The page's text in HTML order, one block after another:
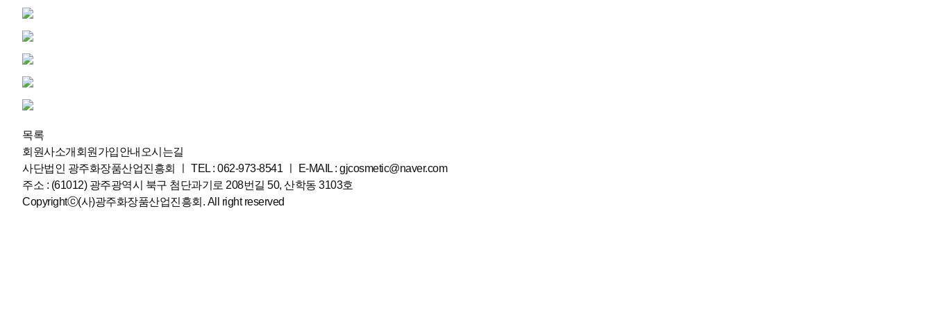
목록
회원사소개 회원가입안내 오시는길
사단법인 광주화장품산업진흥회
TEL : 062-973-8541
E-MAIL : gjcosmetic@naver.com
주소 : (61012) 광주광역시 북구 첨단과기로 208번길 50, 산학동 3103호
Copyrightⓒ(사)광주화장품산업진흥회. All right reserved